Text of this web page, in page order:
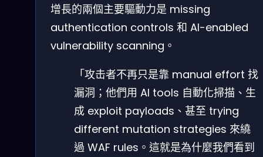
增長的兩個主要驅動力是 missing
authentication controls 和 AI-enabled
vulnerability scanning。
「攻击者不再只是靠 manual effort 找
漏洞；他們用 AI tools 自動化掃描、生
成 exploit payloads、甚至 trying
different mutation strategies 來繞
過 WAF rules。這就是為什麼我們看到